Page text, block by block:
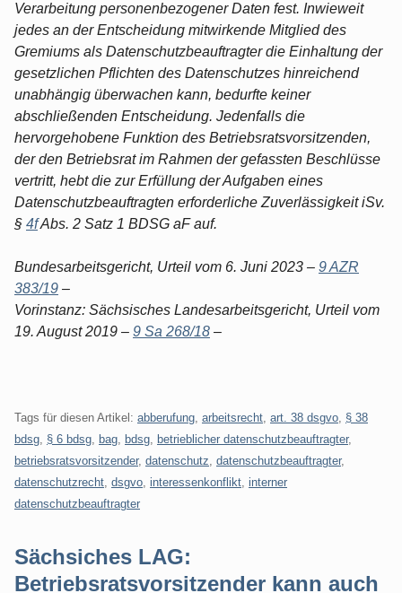
Verarbeitung personenbezogener Daten fest. Inwieweit
jedes an der Entscheidung mitwirkende Mitglied des
Gremiums als Datenschutzbeauftragter die Einhaltung der
gesetzlichen Pflichten des Datenschutzes hinreichend
unabhängig überwachen kann, bedurfte keiner
abschließenden Entscheidung. Jedenfalls die
hervorgehobene Funktion des Betriebsratsvorsitzenden,
der den Betriebsrat im Rahmen der gefassten Beschlüsse
vertritt, hebt die zur Erfüllung der Aufgaben eines
Datenschutzbeauftragten erforderliche Zuverlässigkeit iSv.
§ 4fAbs. 2 Satz 1 BDSG aF auf.
Bundesarbeitsgericht, Urteil vom 6. Juni 2023 – 9 AZR
383/19 –
Vorinstanz: Sächsisches Landesarbeitsgericht, Urteil vom
19. August 2019 – 9 Sa 268/18 –
Tags für diesen Artikel: abberufung arbeitsrecht art. 38 dsgvo § 38
bdsg § 6 bdsg bag bdsg betrieblicher datenschutzbeauftragter,
betriebsratsvorsitzender, datenschutz datenschutzbeauftragter,
datenschutzrecht dsgvo interessenkonflikt interner
datenschutzbeauftragter
Sächsiches LAG:
Betriebsratsvorsitzender kann auch